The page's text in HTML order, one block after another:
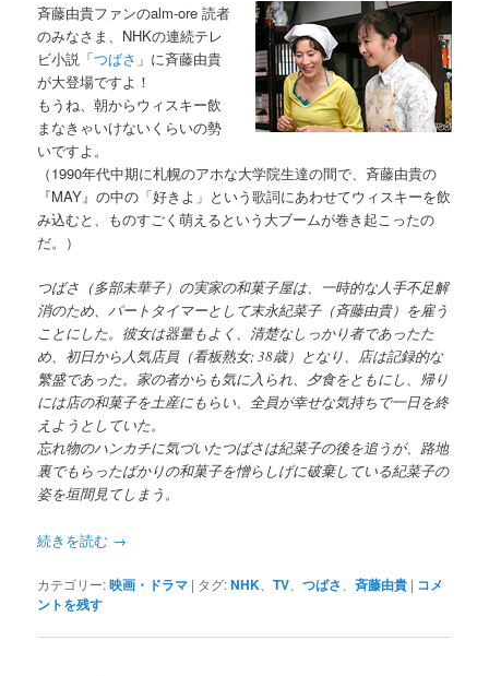
斉藤由貴ファンのalm-ore 読者
のみなさま、NHKの連続テレ
ビ小説「つばさ 」に斉藤由貴
が大登場ですよ！
もうね、朝からウィスキー飲
まなきゃいけないくらいの勢
いですよ。
（1990年代中期に札幌のアホな大学院生達の間で、斉藤由貴の
『MAY』の中の「好きよ」という歌詞にあわせてウィスキーを飲
み込むと、ものすごく萌えるという大ブームが巻き起こったの
だ。）
つばさ（多部未華子）の実家の和菓子屋は、一時的な人手不足解
消のため、パートタイマーとして末永紀菜子（斉藤由貴）を雇う
ことにした。彼女は器量もよく、清楚なしっかり者であったた
め、初日から人気店員（看板熟女; 38歳）となり、店は記録的な
繁盛であった。家の者からも気に入られ、夕食をともにし、帰り
には店の和菓子を土産にもらい、全員が幸せな気持ちで一日を終
えようとしていた。
忘れ物のハンカチに気づいたつばさは紀菜子の後を追うが、路地
裏でもらったばかりの和菓子を憎らしげに破棄している紀菜子の
姿を垣間見てしまう。
続きを読む →
カテゴリー:映画・ドラマ | タグ:NHK 、TV 、つばさ 、斉藤由貴 | コメ
ントを残す